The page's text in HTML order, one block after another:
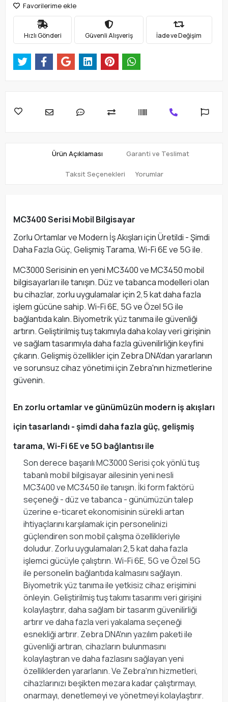
Favorilerime ekle
Hızlı Gönderi Güvenli Alışveriş İade ve Değişim
Ürün Açıklaması Garanti ve Teslimat
Taksit Seçenekleri Yorumlar
MC3400 Serisi Mobil Bilgisayar
Zorlu Ortamlar ve Modern İş Akışları için Üretildi - Şimdi
Daha Fazla Güç, Gelişmiş Tarama, Wi-Fi 6E ve 5G ile.
MC3000 Serisinin en yeni MC3400 ve MC3450 mobil
bilgisayarları ile tanışın. Düz ve tabanca modelleri olan
bu cihazlar, zorlu uygulamalar için 2,5 kat daha fazla
işlem gücüne sahip. Wi-Fi 6E, 5G ve Özel 5G ile
bağlantıda kalın. Biyometrik yüz tanıma ile güvenliği
artırın. Geliştirilmiş tuş takımıyla daha kolay veri girişinin
ve sağlam tasarımıyla daha fazla güvenilirliğin keyfini
çıkarın. Gelişmiş özellikler için Zebra DNA'dan yararlanın
ve sorunsuz cihaz yönetimi için Zebra'nın hizmetlerine
güvenin.
En zorlu ortamlar ve günümüzün modern iş akışları
için tasarlandı - şimdi daha fazla güç, gelişmiş
tarama, Wi-Fi 6E ve 5G bağlantısı ile
Son derece başarılı MC3000 Serisi çok yönlü tuş
tabanlı mobil bilgisayar ailesinin yeni nesli
MC3400 ve MC3450 ile tanışın. İki form faktörü
seçeneği - düz ve tabanca - günümüzün talep
üzerine e-ticaret ekonomisinin sürekli artan
ihtiyaçlarını karşılamak için personelinizi
güçlendiren son mobil çalışma özellikleriyle
doludur. Zorlu uygulamaları 2,5 kat daha fazla
işlemci gücüyle çalıştırın. Wi-Fi 6E, 5G ve Özel 5G
ile personelin bağlantıda kalmasını sağlayın.
Biyometrik yüz tanıma ile yetkisiz cihaz erişimini
önleyin. Geliştirilmiş tuş takımı tasarımı veri girişini
kolaylaştırır, daha sağlam bir tasarım güvenilirliği
artırır ve daha fazla veri yakalama seçeneği
esnekliği artırır. Zebra DNA'nın yazılım paketi ile
güvenliği artıran, cihazların bulunmasını
kolaylaştıran ve daha fazlasını sağlayan yeni
özelliklerden yararlanın. Ve Zebra'nın hizmetleri,
cihazlarınızı beşikten mezara kadar çalıştırmayı,
onarmayı, denetlemeyi ve yönetmeyi kolaylaştırır.